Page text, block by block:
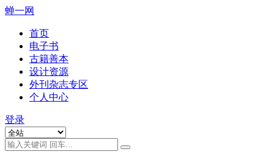
蝉一网
首页
电子书
古籍善本
设计资源
外刊杂志专区
个人中心
登录